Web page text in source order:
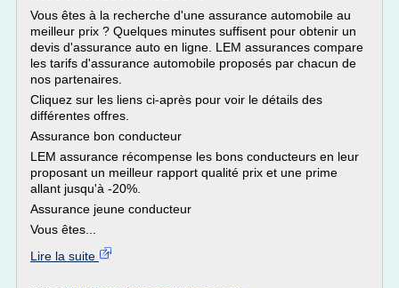
Vous êtes à la recherche d'une assurance automobile au
meilleur prix ? Quelques minutes suffisent pour obtenir un
devis d'assurance auto en ligne. LEM assurances compare
les tarifs d'assurance automobile proposés par chacun de
nos partenaires.
Cliquez sur les liens ci-après pour voir le détails des
différentes offres.
Assurance bon conducteur
LEM assurance récompense les bons conducteurs en leur
proposant un meilleur rapport qualité prix et une prime
allant jusqu'à -20%.
Assurance jeune conducteur
Vous êtes...
Lire la suite